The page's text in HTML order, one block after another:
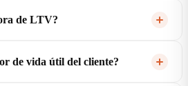
de LTV?
de vida útil del cliente?